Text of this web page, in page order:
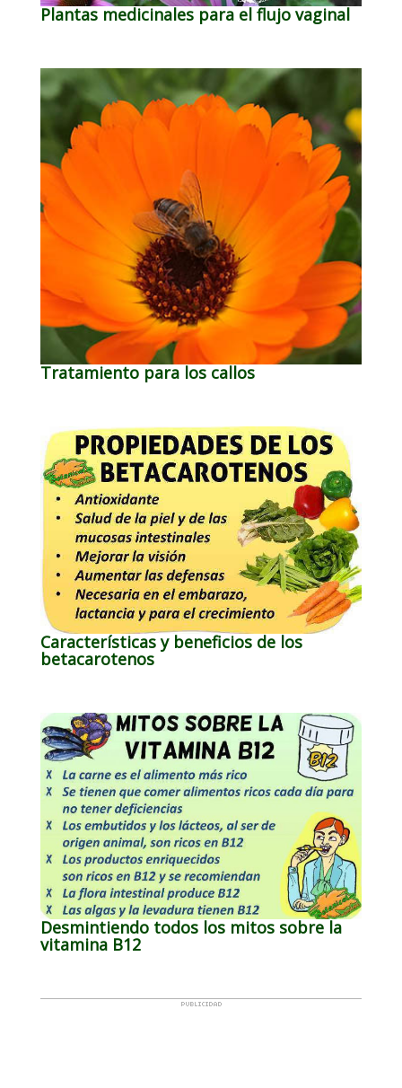
Plantas medicinales para el flujo vaginal
Tratamiento para los callos
Características y beneficios de los
betacarotenos
Desmintiendo todos los mitos sobre la
vitamina B12